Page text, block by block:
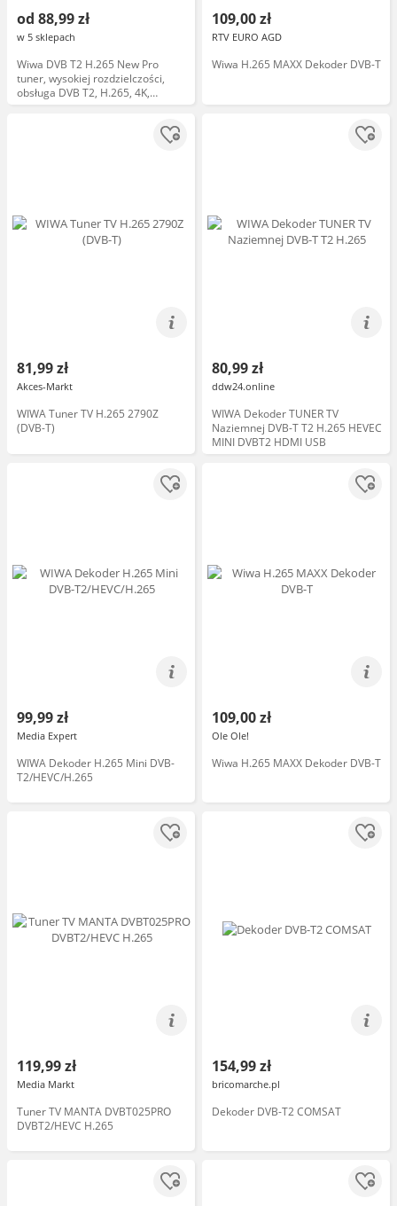
od 88,99 zł
w 5 sklepach
Wiwa DVB T2 H.265 New Pro
tuner, wysokiej rozdzielczości,
obsługa DVB T2, H.265, 4K,
funkcja nagrywania, pilot, złącze
109,00 zł
RTV EURO AGD
Wiwa H.265 MAXX Dekoder DVB-T
81,99 zł
Akces-Markt
WIWA Tuner TV H.265 2790Z
(DVB-T)
80,99 zł
ddw24.online
WIWA Dekoder TUNER TV
Naziemnej DVB-T T2 H.265 HEVEC
MINI DVBT2 HDMI USB
99,99 zł
Media Expert
WIWA Dekoder H.265 Mini DVB-
T2/HEVC/H.265
109,00 zł
Ole Ole!
Wiwa H.265 MAXX Dekoder DVB-T
119,99 zł
Media Markt
Tuner TV MANTA DVBT025PRO
DVBT2/HEVC H.265
154,99 zł
bricomarche.pl
Dekoder DVB-T2 COMSAT